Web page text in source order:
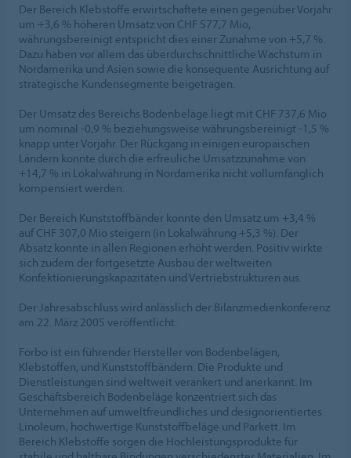
Der Bereich Klebstoffe erwirtschaftete einen gegenüber Vorjahr
um +3,6 % höheren Umsatz von CHF 577,7 Mio,
währungsbereinigt entspricht dies einer Zunahme von +5,7 %.
Dazu haben vor allem das überdurchschnittliche Wachstum in
Nordamerika und Asien sowie die konsequente Ausrichtung auf
strategische Kundensegmente beigetragen.
Der Umsatz des Bereichs Bodenbeläge liegt mit CHF 737,6 Mio
um nominal -0,9 % beziehungsweise währungsbereinigt -1,5 %
knapp unter Vorjahr. Der Rückgang in einigen europäischen
Ländern konnte durch die erfreuliche Umsatzzunahme von
+14,7 % in Lokalwährung in Nordamerika nicht vollumfänglich
kompensiert werden.
Der Bereich Kunststoffbänder konnte den Umsatz um +3,4 %
auf CHF 307,0 Mio steigern (in Lokalwährung +5,3 %). Der
Absatz konnte in allen Regionen erhöht werden. Positiv wirkte
sich zudem der fortgesetzte Ausbau der weltweiten
Konfektionierungskapazitäten und Vertriebstrukturen aus.
Der Jahresabschluss wird anlässlich der Bilanzmedienkonferenz
am 22. März 2005 veröffentlicht.
Forbo ist ein führender Hersteller von Bodenbelägen,
Klebstoffen, und Kunststoffbändern. Die Produkte und
Dienstleistungen sind weltweit verankert und anerkannt. Im
Geschäftsbereich Bodenbeläge konzentriert sich das
Unternehmen auf umweltfreundliches und designorientiertes
Linoleum, hochwertige Kunststoffbeläge und Parkett. Im
Bereich Klebstoffe sorgen die Hochleistungsprodukte für